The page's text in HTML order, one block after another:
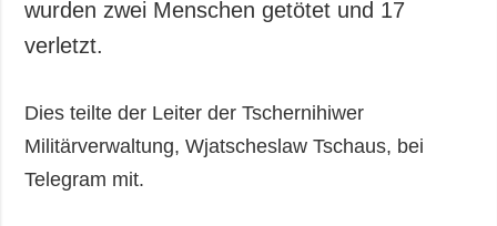
wurden zwei Menschen getötet und 17
verletzt.
Dies teilte der Leiter der Tschernihiwer
Militärverwaltung, Wjatscheslaw Tschaus, bei
Telegram mit.